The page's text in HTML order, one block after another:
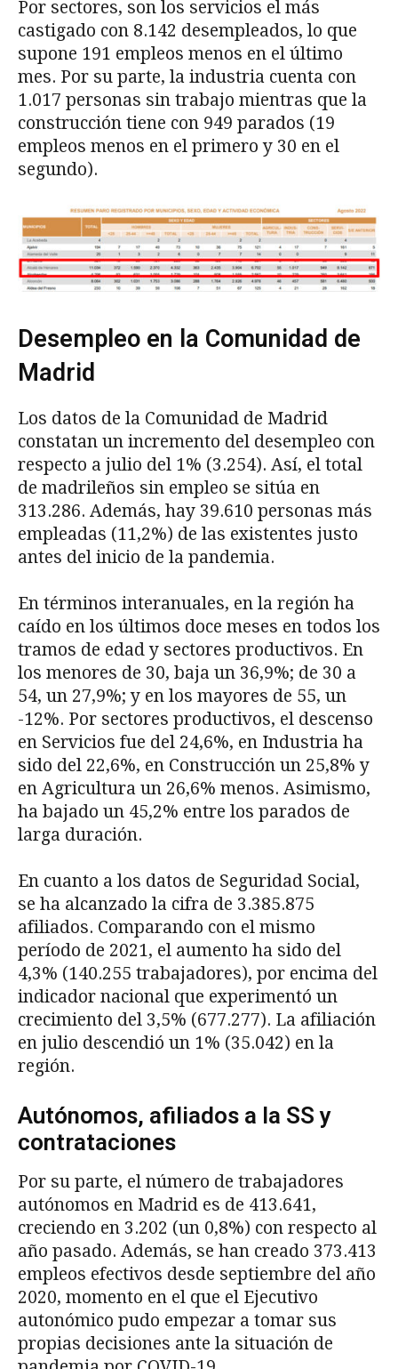
Por sectores, son los servicios el más
castigado con 8.142 desempleados, lo que
supone 191 empleos menos en el último
mes. Por su parte, la industria cuenta con
1.017 personas sin trabajo mientras que la
construcción tiene con 949 parados (19
empleos menos en el primero y 30 en el
segundo).
Desempleo en la Comunidad de
Madrid
Los datos de la Comunidad de Madrid
constatan un incremento del desempleo con
respecto a julio del 1% (3.254). Así, el total
de madrileños sin empleo se sitúa en
313.286. Además, hay 39.610 personas más
empleadas (11,2%) de las existentes justo
antes del inicio de la pandemia.
En términos interanuales, en la región ha
caído en los últimos doce meses en todos los
tramos de edad y sectores productivos. En
los menores de 30, baja un 36,9%; de 30 a
54, un 27,9%; y en los mayores de 55, un
-12%. Por sectores productivos, el descenso
en Servicios fue del 24,6%, en Industria ha
sido del 22,6%, en Construcción un 25,8% y
en Agricultura un 26,6% menos. Asimismo,
ha bajado un 45,2% entre los parados de
larga duración.
En cuanto a los datos de Seguridad Social,
se ha alcanzado la cifra de 3.385.875
afiliados. Comparando con el mismo
período de 2021, el aumento ha sido del
4,3% (140.255 trabajadores), por encima del
indicador nacional que experimentó un
crecimiento del 3,5% (677.277). La afiliación
en julio descendió un 1% (35.042) en la
región.
Autónomos, afiliados a la SS y
contrataciones
Por su parte, el número de trabajadores
autónomos en Madrid es de 413.641,
creciendo en 3.202 (un 0,8%) con respecto al
año pasado. Además, se han creado 373.413
empleos efectivos desde septiembre del año
2020, momento en el que el Ejecutivo
autonómico pudo empezar a tomar sus
propias decisiones ante la situación de